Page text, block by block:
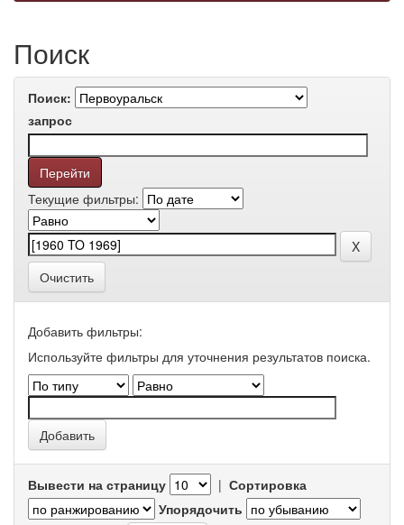
Поиск
Поиск:
запрос
Текущие фильтры:
Очистить
Добавить фильтры:
Используйте фильтры для уточнения результатов поиска.
Вывести на страницу | Сортировка
Упорядочить